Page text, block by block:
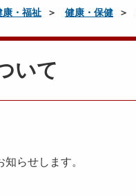
康・福祉 健康・保健
いて
らせします。